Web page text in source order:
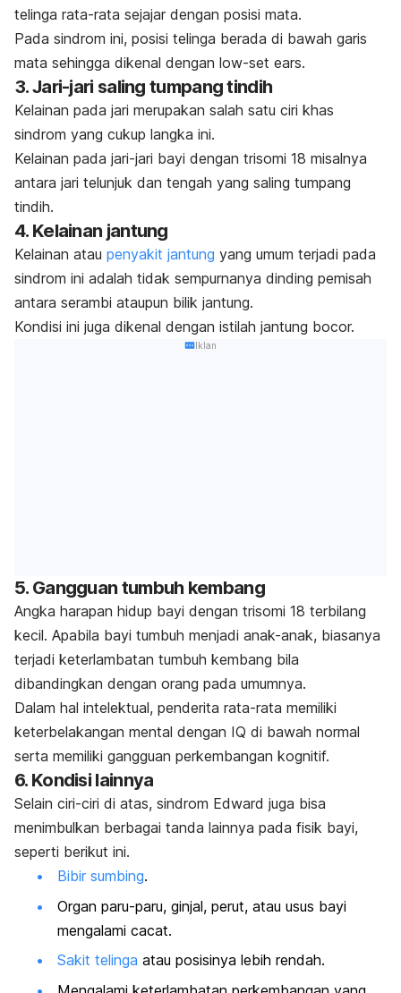
telinga rata-rata sejajar dengan posisi mata.
Pada sindrom ini, posisi telinga berada di bawah garis
mata sehingga dikenal dengan low-set ears.
3. Jari-jari saling tumpang tindih
Kelainan pada jari merupakan salah satu ciri khas
sindrom yang cukup langka ini.
Kelainan pada jari-jari bayi dengan trisomi 18 misalnya
antara jari telunjuk dan tengah yang saling tumpang
tindih.
4. Kelainan jantung
Kelainan atau penyakit jantung yang umum terjadi pada
sindrom ini adalah tidak sempurnanya dinding pemisah
antara serambi ataupun bilik jantung.
Kondisi ini juga dikenal dengan istilah jantung bocor.
Iklan
5. Gangguan tumbuh kembang
Angka harapan hidup bayi dengan trisomi 18 terbilang
kecil. Apabila bayi tumbuh menjadi anak-anak, biasanya
terjadi keterlambatan tumbuh kembang bila
dibandingkan dengan orang pada umumnya.
Dalam hal intelektual, penderita rata-rata memiliki
keterbelakangan mental dengan IQ di bawah normal
serta memiliki gangguan perkembangan kognitif.
6. Kondisi lainnya
Selain ciri-ciri di atas, sindrom Edward juga bisa
menimbulkan berbagai tanda lainnya pada fisik bayi,
seperti berikut ini.
Bibir sumbing.
Organ paru-paru, ginjal, perut, atau usus bayi
mengalami cacat.
Sakit telinga atau posisinya lebih rendah.